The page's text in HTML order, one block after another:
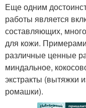
Еще одним
работы является
составляющих,
для кожи.
различные ценные
миндальное,
экстракты (вытяжки
ромашки).